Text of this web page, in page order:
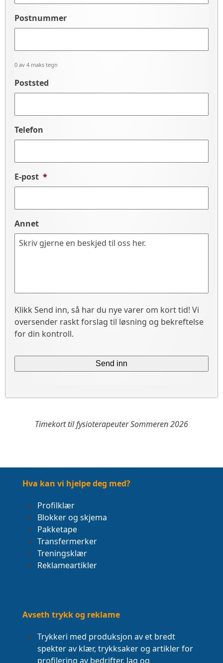
Postnummer
0 av 4 maks tegn
Poststed
Telefon
E-post *
Annet
Klikk Send inn, så har du nye varer om kort tid! Vi
oversender raskt forslag til løsning og bekreftelse
for din kontroll.
Timekort til fysioterapeuter Sommeren 2026
Hva kan vi hjelpe deg med?
Profilklær
Blokker og skjema
Pakketape
Transfermerker
Treningsklær
Reklameartikler
Avseth trykk og reklame
Trykkeri med produksjon av et bredt
spekter av klær, trykksaker og artikler for
profilering av bedrifter, lag og